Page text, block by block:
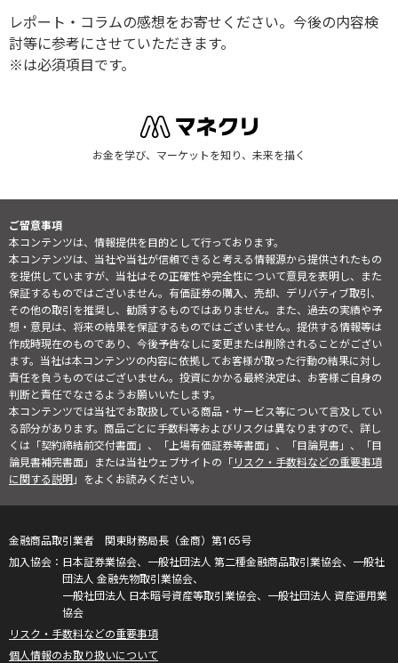
レポート・コラムの感想をお寄せください。今後の内容検
討等に参考にさせていただきます。
※は必須項目です。
お金を学び、マーケットを知り、未来を描く
ご留意事項
本コンテンツは、情報提供を目的として行っております。
本コンテンツは、当社や当社が信頼できると考える情報源から提供されたもの
を提供していますが、当社はその正確性や完全性について意見を表明し、また
保証するものではございません。有価証券の購入、売却、デリバティブ取引、
その他の取引を推奨し、勧誘するものではありません。また、過去の実績や予
想・意見は、将来の結果を保証するものではございません。提供する情報等は
作成時現在のものであり、今後予告なしに変更または削除されることがござい
ます。当社は本コンテンツの内容に依拠してお客様が取った行動の結果に対し
責任を負うものではございません。投資にかかる最終決定は、お客様ご自身の
判断と責任でなさるようお願いいたします。
本コンテンツでは当社でお取扱している商品・サービス等について言及してい
る部分があります。商品ごとに手数料等およびリスクは異なりますので、詳し
くは「契約締結前交付書面」、「上場有価証券等書面」、「目論見書」、「目
論見書補完書面」または当社ウェブサイトの「リスク・手数料などの重要事項
に関する説明」をよくお読みください。
金融商品取引業者 関東財務局長（金商）第165号
日本証券業協会、一般社団法人 第二種金融商品取引業協会、一般社
団法人 金融先物取引業協会、
一般社団法人 日本暗号資産等取引業協会、一般社団法人 資産運用業
協会
リスク・手数料などの重要事項
個人情報のお取り扱いについて